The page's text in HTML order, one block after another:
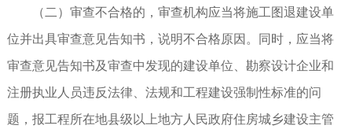
（二）审查不合格的，审查机构应当将施工图退建设单
位并出具审查意见告知书，说明不合格原因。同时，应当将
审查意见告知书及审查中发现的建设单位、勘察设计企业和
注册执业人员违反法律、法规和工程建设强制性标准的问
题，报工程所在地县级以上地方人民政府住房城乡建设主管